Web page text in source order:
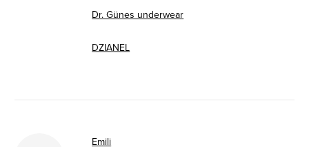
Dr. Günes underwear
DZIANEL
Emili